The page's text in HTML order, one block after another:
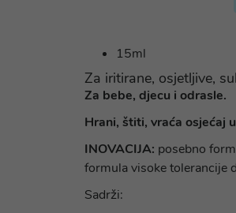
15ml
Za iritirane, osjetljive,
Za bebe, djecu i odrasle.
Hrani, štiti, vraća osjećaj
INOVACIJA: posebno
formula visoke tolerancije
Sadrži: